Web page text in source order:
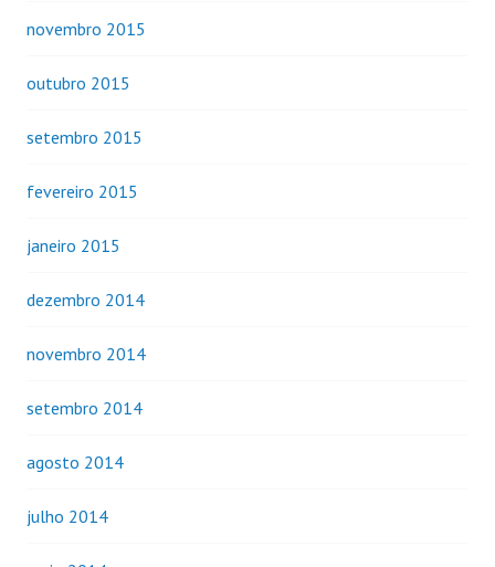
novembro 2015
outubro 2015
setembro 2015
fevereiro 2015
janeiro 2015
dezembro 2014
novembro 2014
setembro 2014
agosto 2014
julho 2014